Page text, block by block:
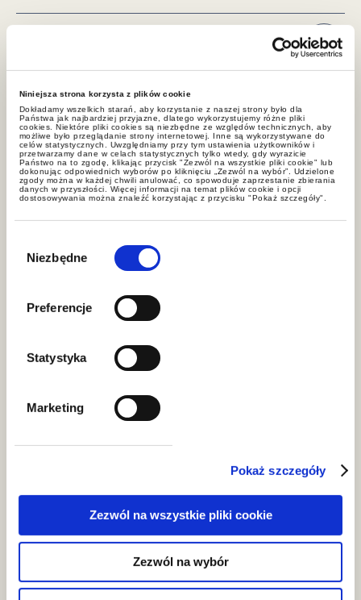
Niniejsza strona korzysta z plików cookie
Dokładamy wszelkich starań, aby korzystanie z naszej strony było dla
Państwa jak najbardziej przyjazne, dlatego wykorzystujemy różne pliki
cookies. Niektóre pliki cookies są niezbędne ze względów technicznych, aby
możliwe było przeglądanie strony internetowej. Inne są wykorzystywane do
celów statystycznych. Uwzględniamy przy tym ustawienia użytkowników i
przetwarzamy dane w celach statystycznych tylko wtedy, gdy wyrazicie
Państwo na to zgodę, klikając przycisk "Zezwól na wszystkie pliki cookie" lub
dokonując odpowiednich wyborów po kliknięciu „Zezwól na wybór”. Udzielone
zgody można w każdej chwili anulować, co spowoduje zaprzestanie zbierania
danych w przyszłości. Więcej informacji na temat plików cookie i opcji
dostosowywania można znaleźć korzystając z przycisku "Pokaż szczegóły".
zgody
Niezbędne
Preferencje
Statystyka
Marketing
Pokaż szczegóły
Zezwól na wszystkie pliki cookie
Zezwól na wybór
Zamówienia publiczne
Spory prawne i podatkowe
Specjalizacje
Prawo korporacyjne
Przekształcenia i reorganizacje
Obrót nieruchomościami